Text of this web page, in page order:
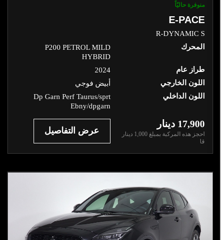
منوفرة حاليّاً
E-PACE
R-DYNAMIC S
المحرك
P200 PETROL MILD
HYBRID
طراز عام
2024
اللون الخارجي
أبيض فوجي
اللون الداخلي
Dp Garn Perf Taurus/sprt
Ebny/dpgarn
17,900 دينار‎
احجز هذه المركبة بمبلغ 1,000 دينار‎
قا
عرض التفاصيل
إعادة الضبط